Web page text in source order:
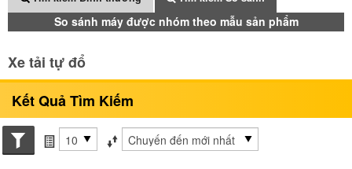
So sánh máy được nhóm theo mẫu sản phẩm
Xe tải tự đổ
Kết Quả Tìm Kiếm
Search conditions
các mục mỗi trang
Sắp xếp theo